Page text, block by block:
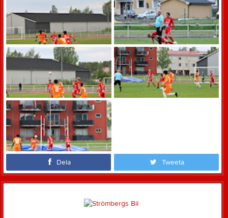
Dela Tweeta